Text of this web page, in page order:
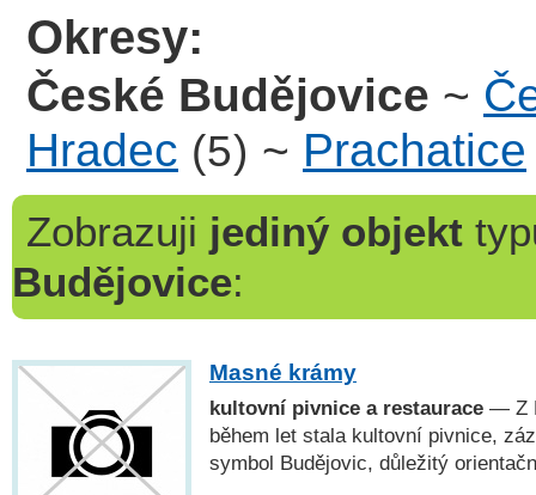
Okresy:
České Budějovice ~
Hradec (5) ~ Prachatice
Zobrazuji jediný objekt
Budějovice:
Masné krámy
kultovní pivnice a restaurace — Z
během let stala kultovní pivnice,
symbol Budějovic, důležitý